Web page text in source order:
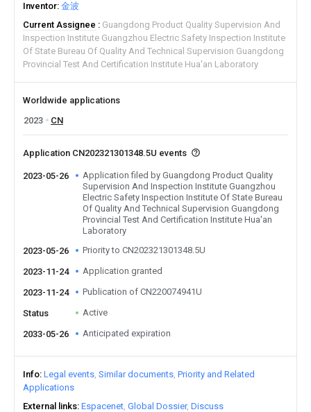
Inventor 金波
Current Assignee
Guangdong Product Quality Supervision And
Inspection Institute Guangzhou Electric Safety Inspection Institute
Of State Bureau Of Quality And Technical Supervision Guangdong
Provincial Test And Certification Institute Hua'an Laboratory
Worldwide applications
2023
CN
Application CN202321301348.5U events
2023-05-26
Application filed by Guangdong Product Quality
Supervision And Inspection Institute Guangzhou
Electric Safety Inspection Institute Of State Bureau
Of Quality And Technical Supervision Guangdong
Provincial Test And Certification Institute Hua'an
Laboratory
2023-05-26
Priority to CN202321301348.5U
2023-11-24 Application granted
2023-11-24 Publication of CN220074941U
Status Active
2033-05-26 Anticipated expiration
Info Legal events Similar documents Priority and Related
Applications
External links Espacenet Global Dossier Discuss